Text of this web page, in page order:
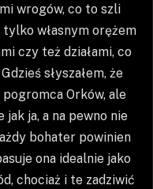
wrogów, co to szli
własnym orężem
czy też działami, co
słyszałem, że
Orków, ale
ja, a na pewno nie
bohater powinien
ona idealnie jako
chociaż i te zadziwić